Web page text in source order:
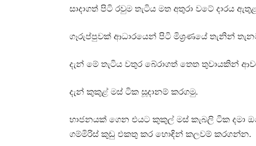
සාදාගත් පිටි රවුම තැටිය මත අතුරා වටේ දාරය
ගෑරුප්පුවක් ආධාරයෙන් පිටි මිශ්‍රණයේ තැනින්
දැන් මේ තැටිය වතුර බේරාගත් තෙත තුවායකින්
දැන් කුකුළ් මස් ටික සූදානම් කරගමු.
භාජනයක් ගෙන එයට කුකුල් මස් කැබලි ටික දමා
ගම්මිරිස් කුඩු එකතු කර හොඳින් කලවම් කරගන්න.